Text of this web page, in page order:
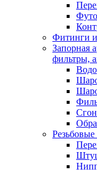
Фитинги
Запорная
фильтры,